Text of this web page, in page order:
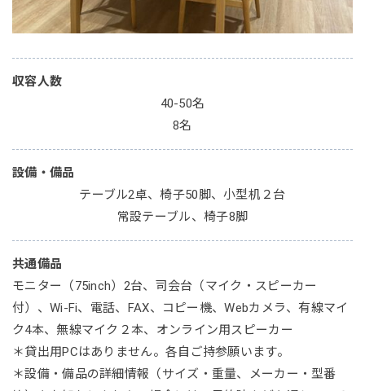
収容人数
40-50名
8名
設備・備品
テーブル2卓、椅子50脚、小型机２台
常設テーブル、椅子8脚
共通備品
モニター（75inch）2台、司会台（マイク・スピーカー
付）、Wi-Fi、電話、FAX、コピー機、Webカメラ、有線マイ
ク4本、無線マイク２本、オンライン用スピーカー
＊貸出用PCはありません。各自ご持参願います。
＊設備・備品の詳細情報（サイズ・重量、メーカー・型番